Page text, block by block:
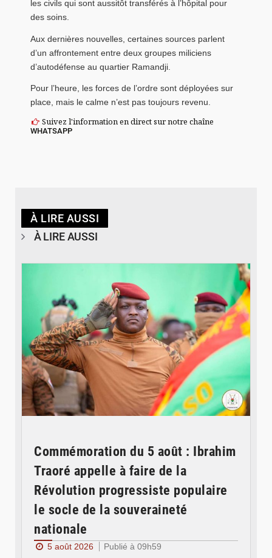
les civils qui sont aussitôt transférés à l’hôpital pour
des soins.
Aux dernières nouvelles, certaines sources parlent
d’un affrontement entre deux groupes miliciens
d’autodéfense au quartier Ramandji.
Pour l’heure, les forces de l’ordre sont déployées sur
place, mais le calme n’est pas toujours revenu.
Suivez l'information en direct sur notre chaîne
WHATSAPP
À LIRE AUSSI
À LIRE AUSSI
Commémoration du 5 août : Ibrahim
Traoré appelle à faire de la
Révolution progressiste populaire
le socle de la souveraineté
nationale
5 août 2026
Publié à 09h59